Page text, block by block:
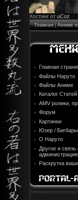
Хостинг от uCoz
Главная|Аниме
Главная
Файлы Наруто
Файлы Аниме
Каталог Статей
AMV ролики,
Форум
Картинки
Юзер / Бигбары
О Наруто
Другое и связь
Раскрутка